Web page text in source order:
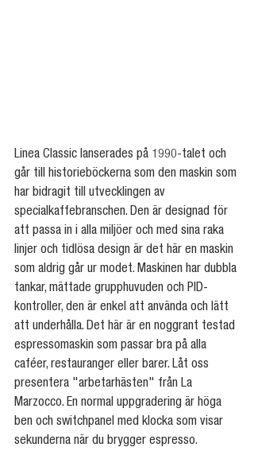
Linea Classic lanserades på 1990-talet och
går till historieböckerna som den maskin som
har bidragit till utvecklingen av
specialkaffebranschen. Den är designad för
att passa in i alla miljöer och med sina raka
linjer och tidlösa design är det här en maskin
som aldrig går ur modet. Maskinen har dubbla
tankar, mättade grupphuvuden och PID-
kontroller, den är enkel att använda och lätt
att underhålla. Det här är en noggrant testad
espressomaskin som passar bra på alla
caféer, restauranger eller barer. Låt oss
presentera "arbetarhästen" från La
Marzocco. En normal uppgradering är höga
ben och switchpanel med klocka som visar
sekunderna när du brygger espresso.